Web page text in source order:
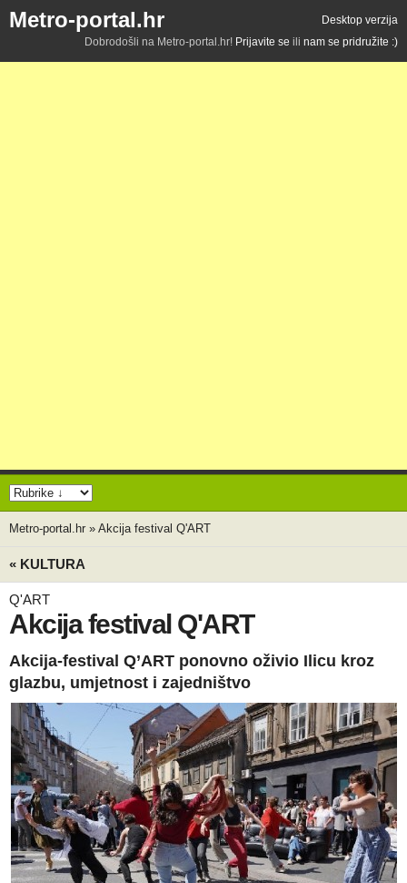
Metro-portal.hr
Desktop verzija
Dobrodošli na Metro-portal.hr! Prijavite se ili nam se pridružite :)
Metro-portal.hr » Akcija festival Q'ART
« KULTURA
Q'ART
Akcija festival Q'ART
Akcija-festival Q’ART ponovno oživio Ilicu kroz
glazbu, umjetnost i zajedništvo